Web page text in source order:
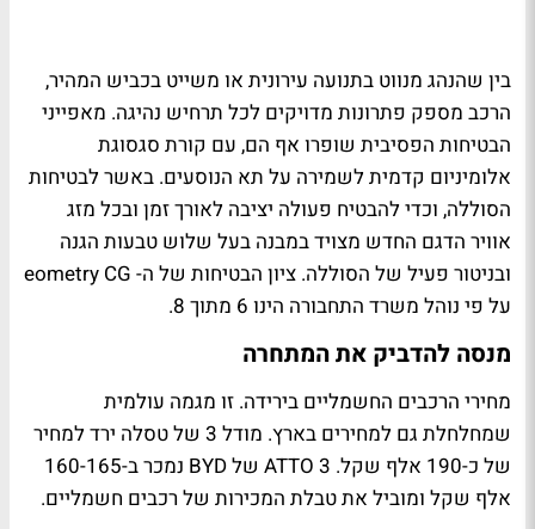
בין שהנהג מנווט בתנועה עירונית או משייט בכביש המהיר,
הרכב מספק פתרונות מדויקים לכל תרחיש נהיגה. מאפייני
הבטיחות הפסיבית שופרו אף הם, עם קורת סגסוגת
אלומיניום קדמית לשמירה על תא הנוסעים. באשר לבטיחות
הסוללה, וכדי להבטיח פעולה יציבה לאורך זמן ובכל מזג
אוויר הדגם החדש מצויד במבנה בעל שלוש טבעות הגנה
ובניטור פעיל של הסוללה. ציון הבטיחות של ה- G
eometry C
על פי נוהל משרד התחבורה הינו 6 מתוך 8.
מנסה להדביק את המתחרה
מחירי הרכבים החשמליים בירידה. זו מגמה עולמית
שמחלחלת גם למחירים בארץ. מודל 3 של טסלה ירד למחיר
של כ-190 אלף שקל. 3 ATTO של BYD נמכר ב-160-165
אלף שקל ומוביל את טבלת המכירות של רכבים חשמליים.